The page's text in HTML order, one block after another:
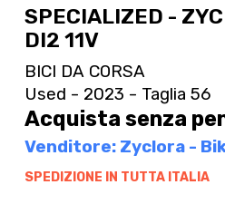
SPECIALIZED -
DI2 11V
BICI DA CORSA
Used - 2023 - Taglia 56
Acquista senza
Venditore: Zyclora -
SPEDIZIONE IN TUTTA ITALIA